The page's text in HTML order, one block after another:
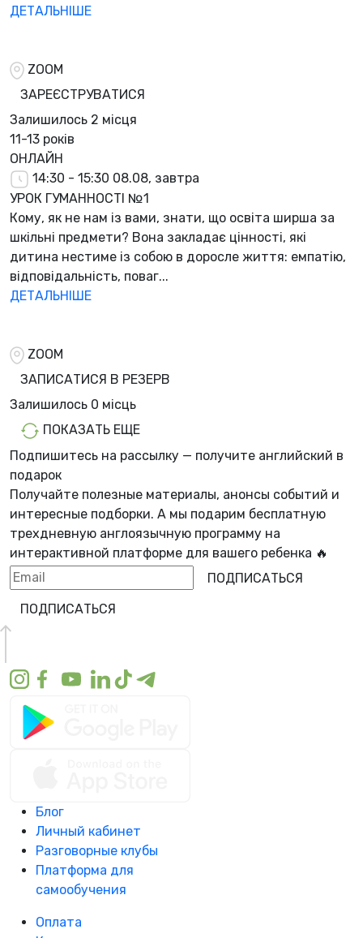
ДЕТАЛЬНІШЕ
ZOOM
ЗАРЕЄСТРУВАТИСЯ
Залишилось 2 місця
11-13 років
ОНЛАЙН
14:30 - 15:30 08.08, завтра
УРОК ГУМАННОСТІ №1
Кому, як не нам із вами, знати, що освіта ширша за
шкільні предмети? Вона закладає цінності, які
дитина нестиме із собою в доросле життя: емпатію,
відповідальність, поваг...
ДЕТАЛЬНІШЕ
ZOOM
ЗАПИСАТИСЯ В РЕЗЕРВ
Залишилось 0 місць
ПОКАЗАТЬ ЕЩЕ
Подпишитесь на рассылку — получите английский в
подарок
Получайте полезные материалы, анонсы событий и
интересные подборки. А мы подарим бесплатную
трехдневную англоязычную программу на
интерактивной платформе для вашего ребенка 🔥
ПОДПИСАТЬСЯ
ПОДПИСАТЬСЯ
Блог
Личный кабинет
Разговорные клубы
Платформа для
самообучения
Оплата